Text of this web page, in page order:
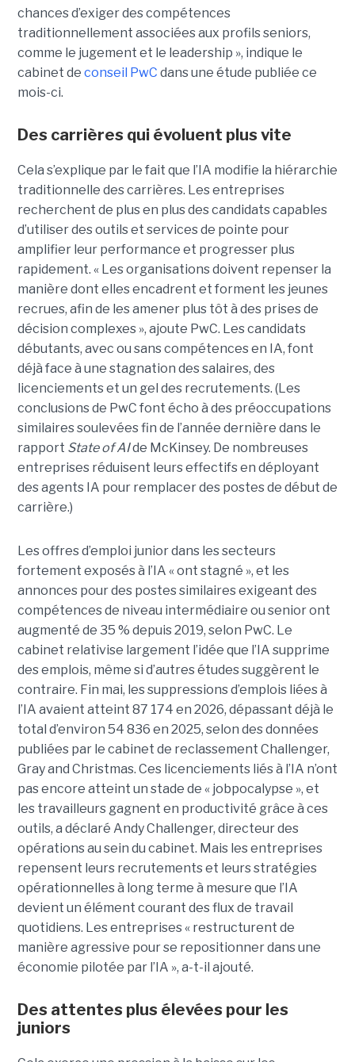
chances d’exiger des compétences
traditionnellement associées aux profils seniors,
comme le jugement et le leadership », indique le
cabinet de conseil PwC dans une étude publiée ce
mois-ci.
Des carrières qui évoluent plus vite
Cela s’explique par le fait que l’IA modifie la hiérarchie
traditionnelle des carrières. Les entreprises
recherchent de plus en plus des candidats capables
d’utiliser des outils et services de pointe pour
amplifier leur performance et progresser plus
rapidement. « Les organisations doivent repenser la
manière dont elles encadrent et forment les jeunes
recrues, afin de les amener plus tôt à des prises de
décision complexes », ajoute PwC. Les candidats
débutants, avec ou sans compétences en IA, font
déjà face à une stagnation des salaires, des
licenciements et un gel des recrutements. (Les
conclusions de PwC font écho à des préoccupations
similaires soulevées fin de l’année dernière dans le
rapport State of AIde McKinsey. De nombreuses
entreprises réduisent leurs effectifs en déployant
des agents IA pour remplacer des postes de début de
carrière.)
Les offres d’emploi junior dans les secteurs
fortement exposés à l’IA « ont stagné », et les
annonces pour des postes similaires exigeant des
compétences de niveau intermédiaire ou senior ont
augmenté de 35 % depuis 2019, selon PwC. Le
cabinet relativise largement l’idée que l’IA supprime
des emplois, même si d’autres études suggèrent le
contraire. Fin mai, les suppressions d’emplois liées à
l’IA avaient atteint 87 174 en 2026, dépassant déjà le
total d’environ 54 836 en 2025, selon des données
publiées par le cabinet de reclassement Challenger,
Gray and Christmas. Ces licenciements liés à l’IA n’ont
pas encore atteint un stade de « jobpocalypse », et
les travailleurs gagnent en productivité grâce à ces
outils, a déclaré Andy Challenger, directeur des
opérations au sein du cabinet. Mais les entreprises
repensent leurs recrutements et leurs stratégies
opérationnelles à long terme à mesure que l’IA
devient un élément courant des flux de travail
quotidiens. Les entreprises « restructurent de
manière agressive pour se repositionner dans une
économie pilotée par l’IA », a-t-il ajouté.
Des attentes plus élevées pour les
juniors